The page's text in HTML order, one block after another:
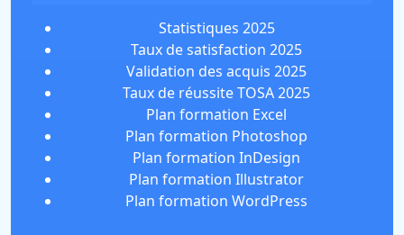
Statistiques 2025
Taux de satisfaction 2025
Validation des acquis 2025
Taux de réussite TOSA 2025
Plan formation Excel
Plan formation Photoshop
Plan formation InDesign
Plan formation Illustrator
Plan formation WordPress